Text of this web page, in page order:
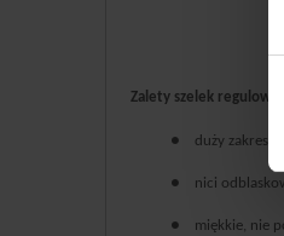
Zalety szelek
● duży zakres
● nici
● miękkie, nie